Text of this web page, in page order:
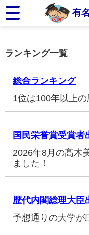
有
ランキング一覧
総合ランキング
1位は100年以上
国民栄誉賞受賞者
2026年8月の髙木
ました！
歴代内閣総理大臣
予想通りの大学が